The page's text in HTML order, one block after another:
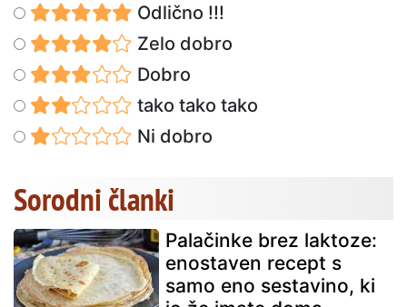
Odlično !!!
Zelo dobro
Dobro
tako tako tako
Ni dobro
Sorodni članki
Palačinke brez laktoze:
enostaven recept s
samo eno sestavino, ki